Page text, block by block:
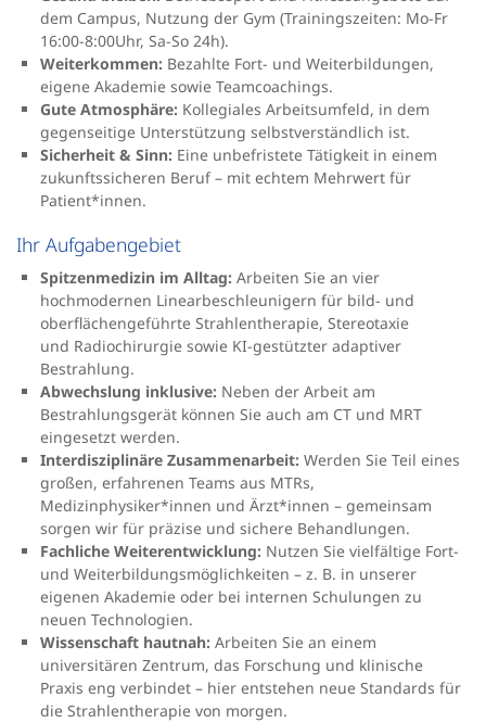
dem Campus, Nutzung der Gym (Trainingszeiten: Mo-Fr
16:00-8:00Uhr, Sa-So 24h).
Weiterkommen: Bezahlte Fort- und Weiterbildungen,
eigene Akademie sowie Teamcoachings.
Gute Atmosphäre: Kollegiales Arbeitsumfeld, in dem
gegenseitige Unterstützung selbstverständlich ist.
Sicherheit & Sinn: Eine unbefristete Tätigkeit in einem
zukunftssicheren Beruf – mit echtem Mehrwert für
Patient*innen.
Ihr Aufgabengebiet
Spitzenmedizin im Alltag: Arbeiten Sie an vier
hochmodernen Linearbeschleunigern für bild- und
oberflächengeführte Strahlentherapie, Stereotaxie
und Radiochirurgie sowie KI-gestützter adaptiver
Bestrahlung.
Abwechslung inklusive: Neben der Arbeit am
Bestrahlungsgerät können Sie auch am CT und MRT
eingesetzt werden.
Interdisziplinäre Zusammenarbeit: Werden Sie Teil eines
großen, erfahrenen Teams aus MTRs,
Medizinphysiker*innen und Ärzt*innen – gemeinsam
sorgen wir für präzise und sichere Behandlungen.
Fachliche Weiterentwicklung: Nutzen Sie vielfältige Fort-
und Weiterbildungsmöglichkeiten – z. B. in unserer
eigenen Akademie oder bei internen Schulungen zu
neuen Technologien.
Wissenschaft hautnah: Arbeiten Sie an einem
universitären Zentrum, das Forschung und klinische
Praxis eng verbindet – hier entstehen neue Standards für
die Strahlentherapie von morgen.